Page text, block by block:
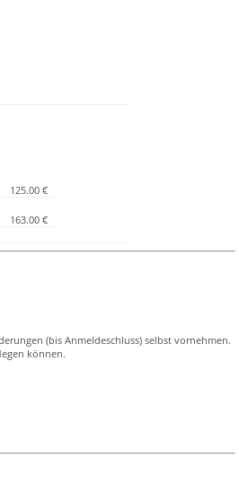
125.00 €
163.00 €
(bis Anmeldeschluss) selbst vornehmen.
können.